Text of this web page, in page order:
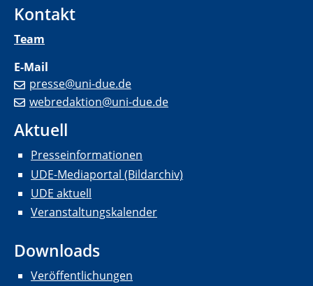
Kontakt
Team
E-Mail
presse@uni-due.de
webredaktion@uni-due.de
Aktuell
Presseinformationen
UDE-Mediaportal (Bildarchiv)
UDE aktuell
Veranstaltungskalender
Downloads
Veröffentlichungen